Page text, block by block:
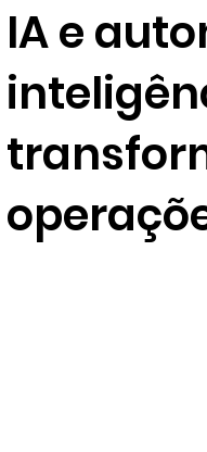
Uso Consciente e Ético
IA e